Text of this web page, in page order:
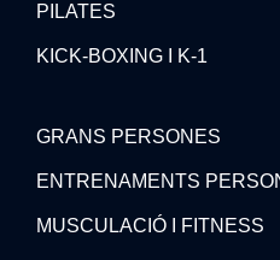
PILATES
KICK-BOXING I K-1
GRANS PERSONES
ENTRENAMENTS
MUSCULACIÓ I FITNESS